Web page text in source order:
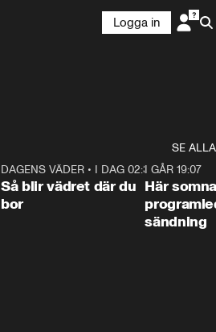
Logga in
SE ALLA
1:06
DAGENS VÄDER • I DAG 02:30
Så blir vädret där du
bor
I GÅR 19:07
Här
sändning